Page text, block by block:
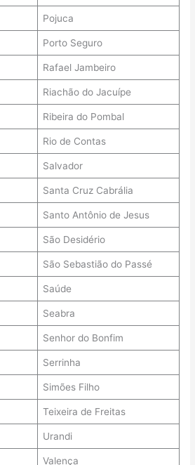
Pojuca
Porto Seguro
Rafael Jambeiro
Riachão do Jacuípe
Ribeira do Pombal
Rio de Contas
Salvador
Santa Cruz Cabrália
Santo Antônio de Jesus
São Desidério
São Sebastião do Passé
Saúde
Seabra
Senhor do Bonfim
Serrinha
Simões Filho
Teixeira de Freitas
Urandi
Valença